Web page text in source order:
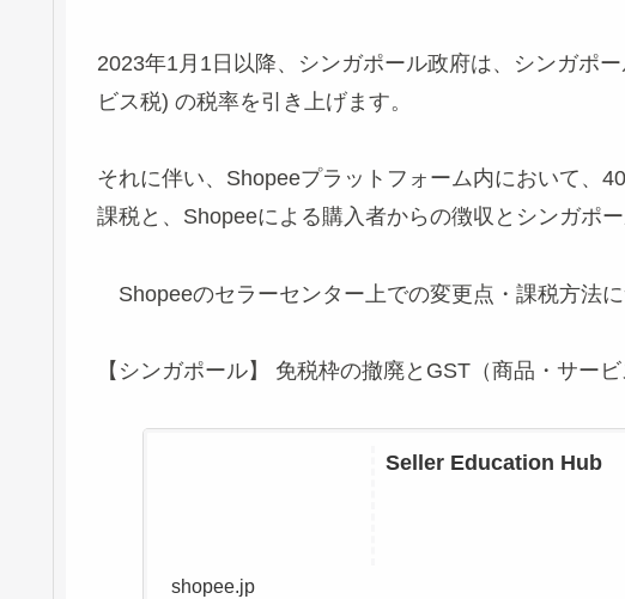
2023年1月1日以降、シンガポール政府は、シンガポ
ビス税) の税率を引き上げます。
それに伴い、Shopeeプラットフォーム内において、
課税と、Shopeeによる購入者からの徴収とシンガポ
Shopeeのセラーセンター上での変更点・課税方法
【シンガポール】 免税枠の撤廃とGST（商品・サー
Seller Education Hub
shopee.jp